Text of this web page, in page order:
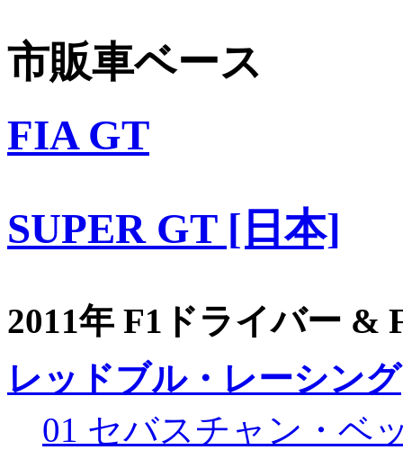
市販車ベース
FIA GT
SUPER GT [日本]
2011年 F1ドライバー &
レッドブル・レーシング
01 セバスチャン・ベ